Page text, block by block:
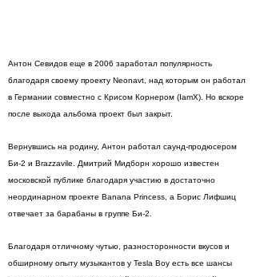
Антон Севидов еще в 2006 заработал популярность
благодаря своему проекту Neonavt, над которым он работал
в Германии совместно с Крисом Корнером (IamX). Но вскоре
после выхода альбома проект был закрыт.
Вернувшись на родину, Антон работал саунд-продюсером
Би-2 и Brazzavile. Дмитрий Мидборн хорошо известен
московской публике благодаря участию в достаточно
неординарном проекте Banana Princess, а Борис Лифшиц
отвечает за барабаны в группе Би-2.
Благодаря отличному чутью, разносторонности вкусов и
обширному опыту музыкантов у Tesla Boy есть все шансы